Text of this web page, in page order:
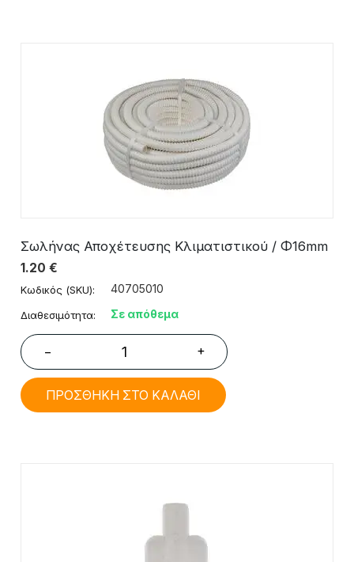
Σωλήνας Αποχέτευσης Κλιματιστικού / Φ16mm
1.20 €
Κωδικός (SKU): 40705010
Διαθεσιμότητα: Σε απόθεμα
− +
ΠΡΟΣΘΗΚΗ ΣΤΟ ΚΑΛΑΘΙ